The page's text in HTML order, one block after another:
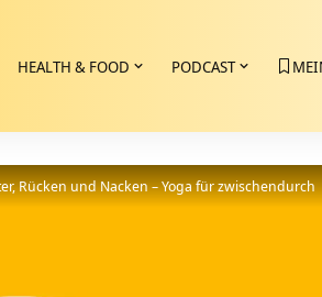
HEALTH & FOOD PODCAST
Rücken und Nacken – Yoga für zwischendurch